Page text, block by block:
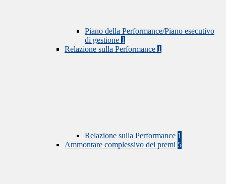
Piano della Performance/Piano esecutivo
di gestione 1
Relazione sulla Performance 1
Relazione sulla Performance 1
Ammontare complessivo dei premi 5